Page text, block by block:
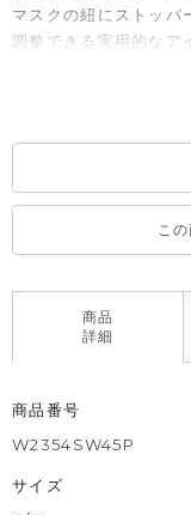
マスクの紐にストッパ
調整できる実用的なア
に抗菌加工をした衛
※洗濯方法：冷たい水
ルで水気を取って乾
さくなることがあり
整えて乾かすとサイズ
こ
商品
詳細
商品番号
W2354SW45P
サイズ